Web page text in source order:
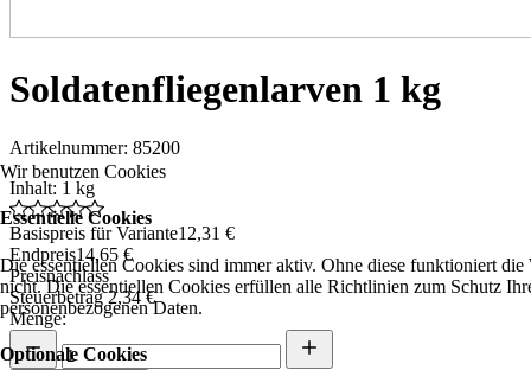
Soldatenfliegenlarven 1 kg
Artikelnummer: 85200
Inhalt: 1 kg
Basispreis für Variante12,31 €
Endpreis14,65 €
Preisnachlass
Steuerbetrag2,34 €
Menge:
Wir benutzen Cookies
Essentielle Cookies
Die essentiellen Cookies sind immer aktiv. Ohne diese funktioniert die
nicht. Die essentiellen Cookies erfüllen alle Richtlinien zum Schutz
personenbezogenen Daten.
Optionale Cookies